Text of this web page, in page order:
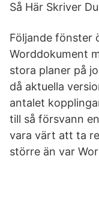
Så Här Skriver
Följande fönster
Worddokument
stora planer på
då aktuella
antalet
till så försvann
vara värt att ta
större än var